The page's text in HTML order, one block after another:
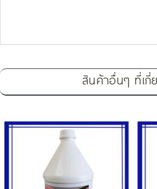
สินค้าอื่นๆ ที่เกี่